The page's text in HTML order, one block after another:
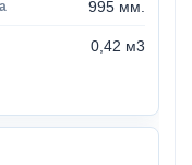
995 мм.
0,42 м3